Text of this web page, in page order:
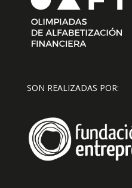
SON REALIZADAS POR: